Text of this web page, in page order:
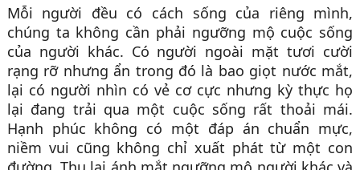
Mỗi người đều có cách sống của riêng mình,
chúng ta không cần phải ngưỡng mộ cuộc sống
của người khác. Có người ngoài mặt tươi cười
rạng rỡ nhưng ẩn trong đó là bao giọt nước mắt,
lại có người nhìn có vẻ cơ cực nhưng kỳ thực họ
lại đang trải qua một cuộc sống rất thoải mái.
Hạnh phúc không có một đáp án chuẩn mực,
niềm vui cũng không chỉ xuất phát từ một con